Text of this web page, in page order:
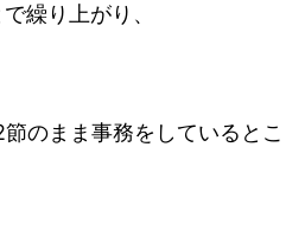
繰り上がり、
のまま事務をしているとこ